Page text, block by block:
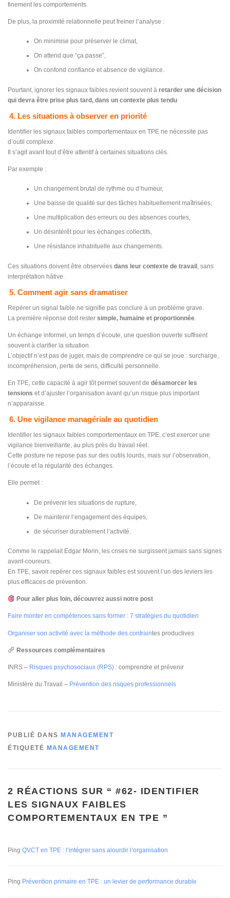
finement les comportements.
De plus, la proximité relationnelle peut freiner l’analyse :
On minimise pour préserver le climat,
On attend que “ça passe”,
On confond confiance et absence de vigilance.
Pourtant, ignorer les signaux faibles revient souvent à retarder une décision
qui devra être prise plus tard, dans un contexte plus tendu
4. Les situations à observer en priorité
Identifier les signaux faibles comportementaux en TPE ne nécessite pas
d’outil complexe.
Il s’agit avant tout d’être attentif à certaines situations clés.
Par exemple :
Un changement brutal de rythme ou d’humeur,
Une baisse de qualité sur des tâches habituellement maîtrisées,
Une multiplication des erreurs ou des absences courtes,
Un désintérêt pour les échanges collectifs,
Une résistance inhabituelle aux changements.
Ces situations doivent être observées dans leur contexte de travail , sans
interprétation hâtive.
5. Comment agir sans dramatiser
Repérer un signal faible ne signifie pas conclure à un problème grave.
La première réponse doit rester simple, humaine et proportionnée.
Un échange informel, un temps d’écoute, une question ouverte suffisent
souvent à clarifier la situation.
L’objectif n’est pas de juger, mais de comprendre ce qui se joue : surcharge,
incompréhension, perte de sens, difficulté personnelle.
En TPE, cette capacité à agir tôt permet souvent de désamorcer les
tensions et d’ajuster l’organisation avant qu’un risque plus important
n’apparaisse.
6. Une vigilance managériale au quotidien
Identifier les signaux faibles comportementaux en TPE, c’est exercer une
vigilance bienveillante, au plus près du travail réel.
Cette posture ne repose pas sur des outils lourds, mais sur l’observation,
l’écoute et la régularité des échanges.
Elle permet :
De prévenir les situations de rupture,
De maintenir l’engagement des équipes,
de sécuriser durablement l’activité.
Comme le rappelait Edgar Morin, les crises ne surgissent jamais sans signes
avant-coureurs.
En TPE, savoir repérer ces signaux faibles est souvent l’un des leviers les
plus efficaces de prévention.
Pour aller plus loin, découvrez aussi notre post
Faire monter en compétences sans former : 7 stratégies du quotidien
Organiser son activité avec la méthode des contraintes productives
Ressources complémentaires
INRS – Risques psychosociaux (RPS) : comprendre et prévenir
Ministère du Travail – Prévention des risques professionnels
PUBLIÉ DANS MANAGEMENT
ÉTIQUETÉ MANAGEMENT
2 RÉACTIONS SUR “ #62- IDENTIFIER
LES SIGNAUX FAIBLES
COMPORTEMENTAUX EN TPE ”
Ping QVCT en TPE : l’intégrer sans alourdir l’organisation
Ping Prévention primaire en TPE : un levier de performance durable